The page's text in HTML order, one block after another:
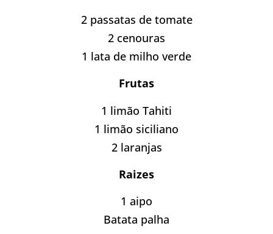
2 passatas de tomate
2 cenouras
1 lata de milho verde
Frutas
1 limão Tahiti
1 limão siciliano
2 laranjas
Raizes
1 aipo
Batata palha